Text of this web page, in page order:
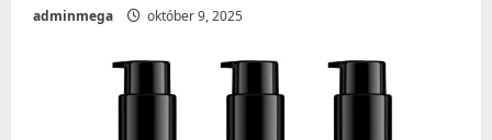
adminmega október 9, 2025